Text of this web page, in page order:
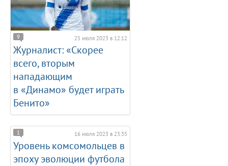
9 25 июля 2023 в 12:12
Журналист: «Скорее
всего, вторым
нападающим
в «Динамо» будет играть
Бенито»
1 16 июля 2023 в 23:35
Уровень комсомольцев в
эпоху эволюции футбола